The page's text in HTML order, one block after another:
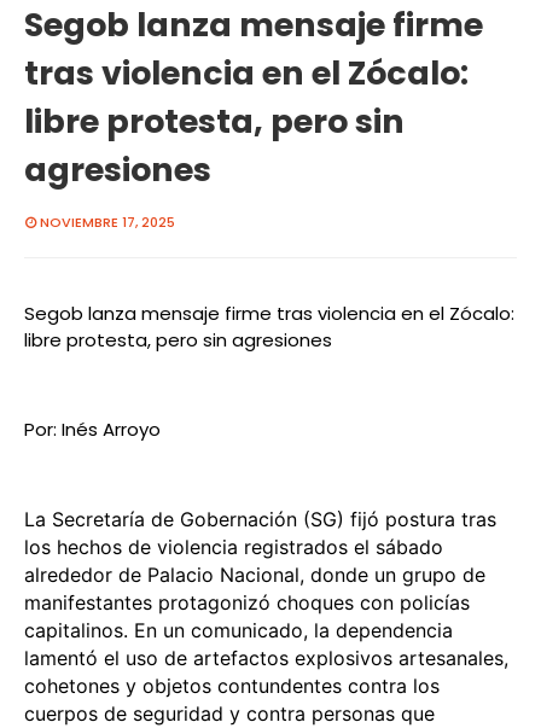
Segob lanza mensaje firme
tras violencia en el Zócalo:
libre protesta, pero sin
agresiones
NOVIEMBRE 17, 2025
Segob lanza mensaje firme tras violencia en el Zócalo:
libre protesta, pero sin agresiones
Por: Inés Arroyo
La Secretaría de Gobernación (SG) fijó postura tras
los hechos de violencia registrados el sábado
alrededor de Palacio Nacional, donde un grupo de
manifestantes protagonizó choques con policías
capitalinos. En un comunicado, la dependencia
lamentó el uso de artefactos explosivos artesanales,
cohetones y objetos contundentes contra los
cuerpos de seguridad y contra personas que